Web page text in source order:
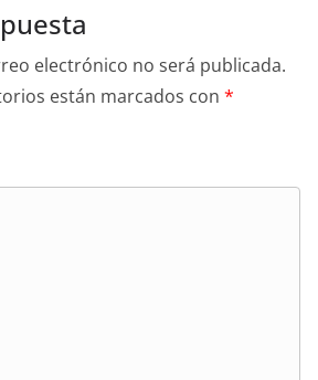
electrónico no será publicada.
están marcados con *